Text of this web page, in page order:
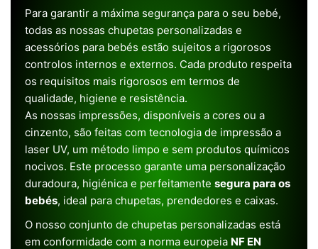
Para garantir a máxima segurança para o seu bebé,
todas as nossas chupetas personalizadas e
acessórios para bebés estão sujeitos a rigorosos
controlos internos e externos. Cada produto respeita
os requisitos mais rigorosos em termos de
qualidade, higiene e resistência.
As nossas impressões, disponíveis a cores ou a
cinzento, são feitas com tecnologia de impressão a
laser UV, um método limpo e sem produtos químicos
nocivos. Este processo garante uma personalização
duradoura, higiénica e perfeitamente segura para os
bebés, ideal para chupetas, prendedores e caixas.
O nosso conjunto de chupetas personalizadas está
em conformidade com a norma europeia NF EN